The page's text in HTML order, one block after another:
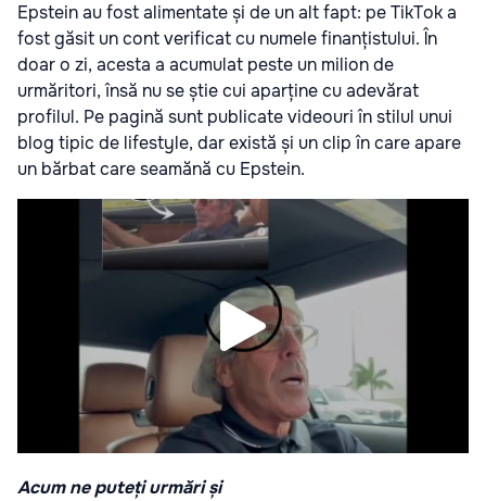
Epstein au fost alimentate și de un alt fapt: pe TikTok a
fost găsit un cont verificat cu numele finanțistului. În
doar o zi, acesta a acumulat peste un milion de
urmăritori, însă nu se știe cui aparține cu adevărat
profilul. Pe pagină sunt publicate videouri în stilul unui
blog tipic de lifestyle, dar există și un clip în care apare
un bărbat care seamănă cu Epstein.
Acum ne puteți urmări și